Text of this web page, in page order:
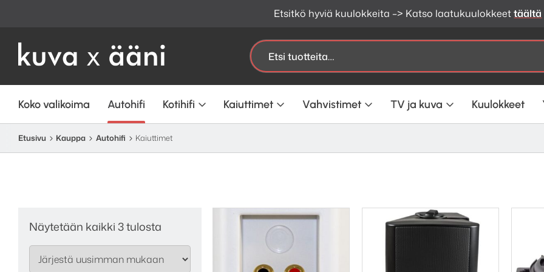
Etsitkö hyviä kuulokkeita –> Katso laatukuulokkeettäältä
Etsi:
Koko valikoima Autohifi Kotihifi Kaiuttimet Vahvistimet TV ja kuva Kuulokkeet
Etusivu Kauppa Autohifi Kaiuttimet
Näytetään kaikki 3 tulosta
by
latest